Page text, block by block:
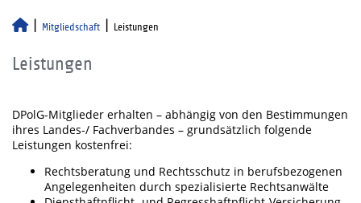
Mitgliedschaft Leistungen
Leistungen
DPolG-Mitglieder erhalten – abhängig von den Bestimmungen
ihres Landes-/ Fachverbandes – grundsätzlich folgende
Leistungen kostenfrei:
Rechtsberatung und Rechtsschutz in berufsbezogenen
Angelegenheiten durch spezialisierte Rechtsanwälte